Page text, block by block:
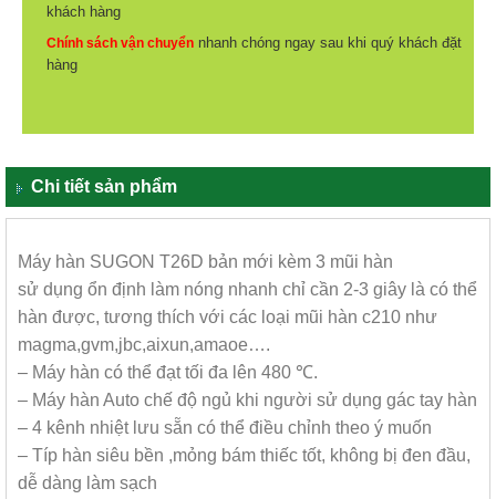
khách hàng
Chính sách vận chuyểnnhanh chóng ngay sau khi quý khách đặt
hàng
Chi tiết sản phẩm
Máy hàn SUGON T26D bản mới kèm 3 mũi hàn
sử dụng ổn định làm nóng nhanh chỉ cần 2-3 giây là có thể
hàn được, tương thích với các loại mũi hàn c210 như
magma,gvm,jbc,aixun,amaoe….
– Máy hàn có thể đạt tối đa lên 480 ℃.
– Máy hàn Auto chế độ ngủ khi người sử dụng gác tay hàn
– 4 kênh nhiệt lưu sẵn có thể điều chỉnh theo ý muốn
– Típ hàn siêu bền ,mỏng bám thiếc tốt, không bị đen đầu,
dễ dàng làm sạch